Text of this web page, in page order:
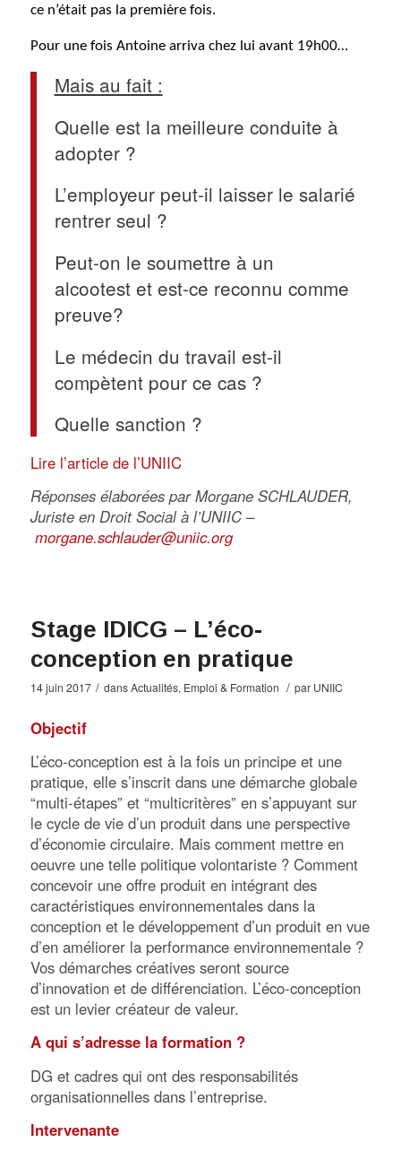
ce n’était pas la première fois.
Pour une fois Antoine arriva chez lui avant 19h00…
Mais au fait :
Quelle est la meilleure conduite à
adopter ?
L’employeur peut-il laisser le salarié
rentrer seul ?
Peut-on le soumettre à un
alcootest et est-ce reconnu comme
preuve?
Le médecin du travail est-il
compètent pour ce cas ?
Quelle sanction ?
Lire l’article de l’UNIIC
Réponses élaborées par Morgane SCHLAUDER,
Juriste en Droit Social à l’UNIIC –
morgane.schlauder@uniic.org
Stage IDICG – L’éco-
conception en pratique
14 juin 2017 / dansActualités, Emploi & Formation / par UNIIC
Objectif
L’éco-conception est à la fois un principe et une
pratique, elle s’inscrit dans une démarche globale
“multi-étapes” et “multicritères” en s’appuyant sur
le cycle de vie d’un produit dans une perspective
d’économie circulaire. Mais comment mettre en
oeuvre une telle politique volontariste ? Comment
concevoir une offre produit en intégrant des
caractéristiques environnementales dans la
conception et le développement d’un produit en vue
d’en améliorer la performance environnementale ?
Vos démarches créatives seront source
d’innovation et de différenciation. L’éco-conception
est un levier créateur de valeur.
A qui s’adresse la formation ?
DG et cadres qui ont des responsabilités
organisationnelles dans l’entreprise.
Intervenante